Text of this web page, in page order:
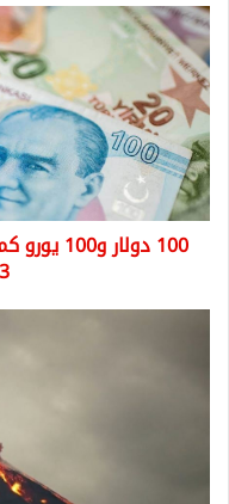
100
دولار
و100
يورو
كم
ليرة
تركية
تساوي
اليوم
السبت
100